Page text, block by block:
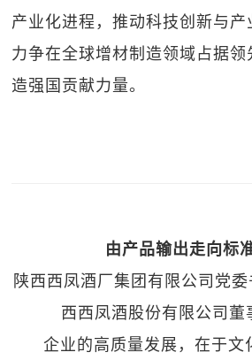
产业化进程，推动科技创新与产
力争在全球增材制造领域占据领
造强国贡献力量。
由产品输出走向标
陕西西凤酒厂集团有限公司党
西西凤酒股份有限公司
企业的高质量发展，在于文